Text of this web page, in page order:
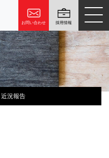
お問い合わせ 採用情報
近況報告